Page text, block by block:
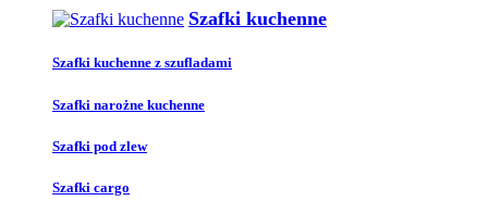
Szafki kuchenne
Szafki kuchenne z szufladami
Szafki narożne kuchenne
Szafki pod zlew
Szafki cargo